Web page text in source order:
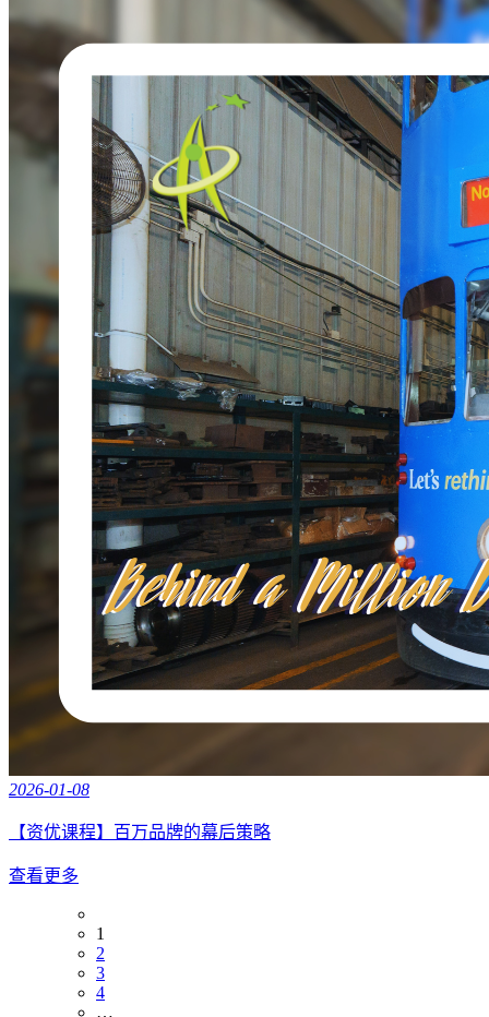
2026-01-08
【资优课程】百万品牌的幕后策略
查看更多
1
2
3
4
…